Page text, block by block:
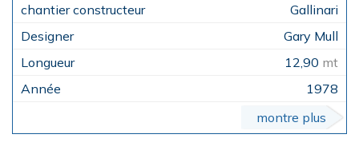
Gallinari
Gary Mull
12,90 mt
1978
montre plus